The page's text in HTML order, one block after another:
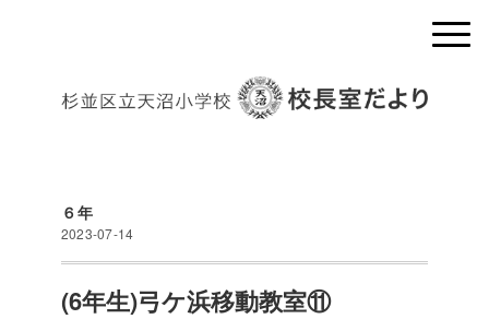
６年
2023-07-14
(6年生)弓ケ浜移動教室⑪